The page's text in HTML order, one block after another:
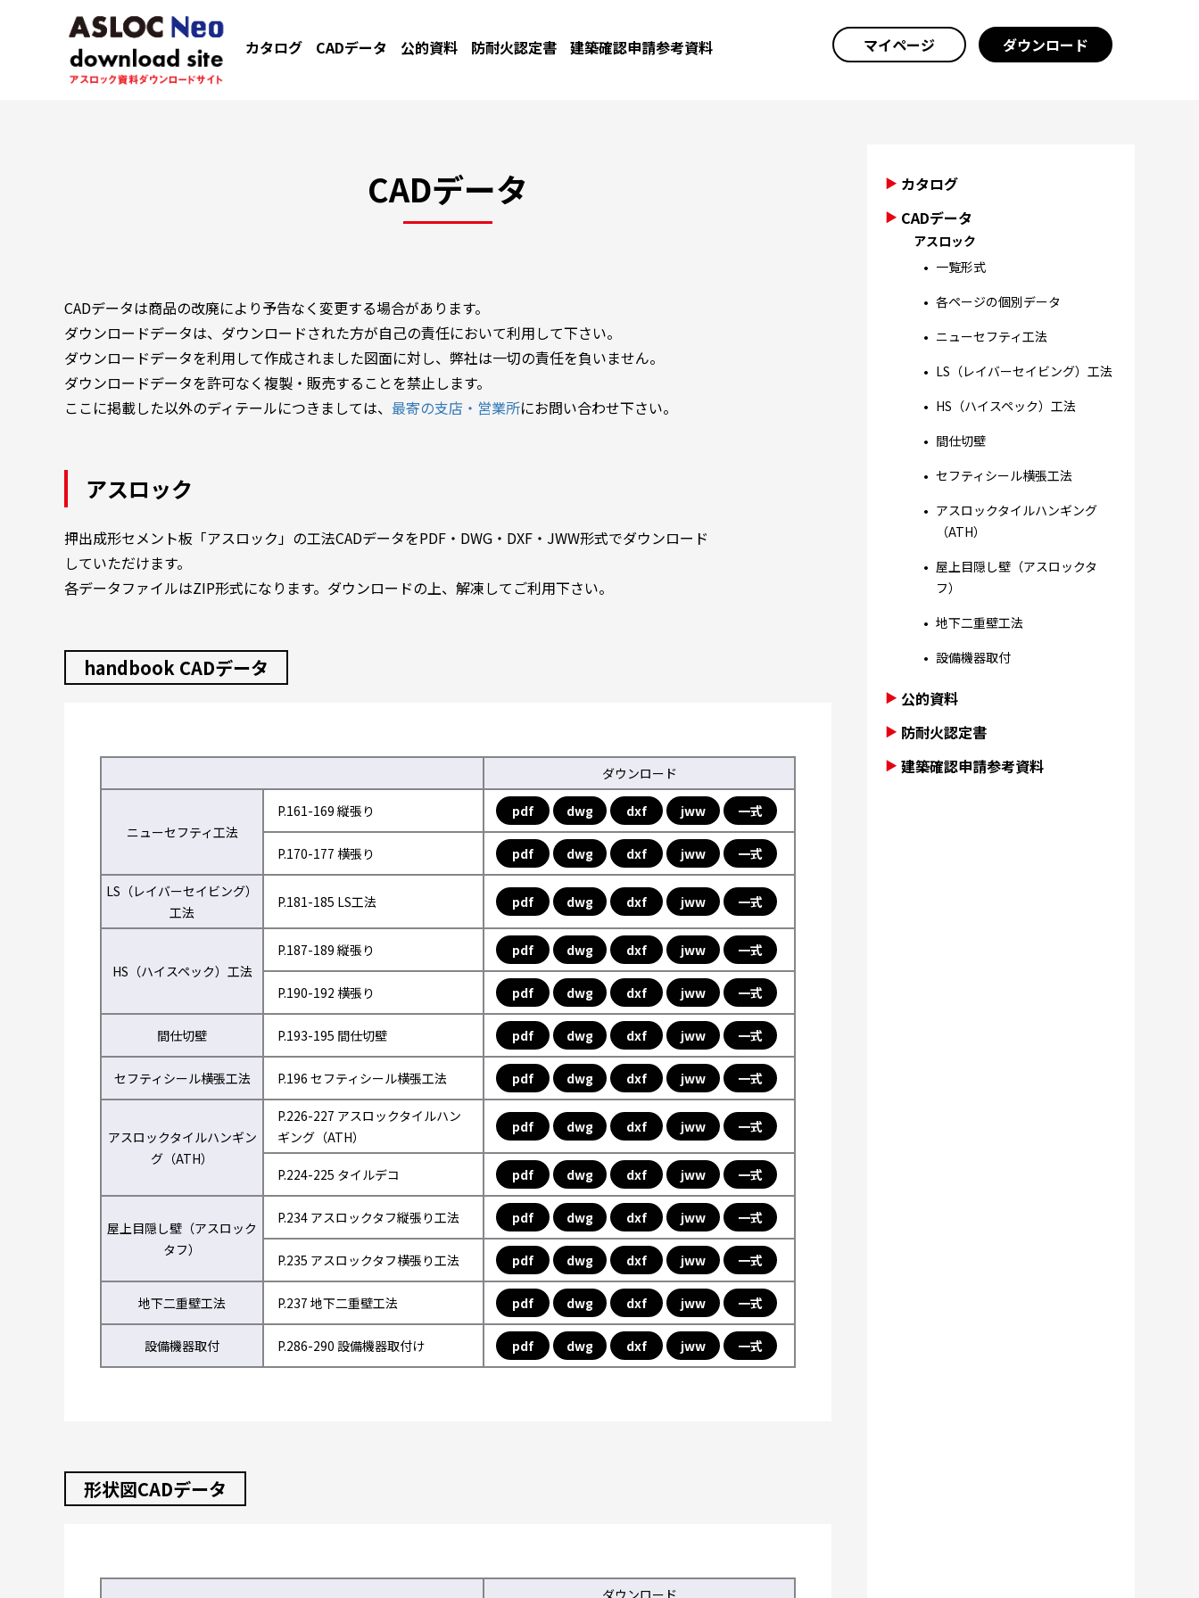
カタログ CADデータ 公的資料 防耐火認定書 建築確認申請参考資料 マイページ ダウンロード
CADデータ
CADデータは商品の改廃により予告なく変更する場合があります。
ダウンロードデータは、ダウンロードされた方が自己の責任において利用して下さい。
ダウンロードデータを利用して作成されました図面に対し、弊社は一切の責任を負いません。
ダウンロードデータを許可なく複製・販売することを禁止します。
ここに掲載した以外のディテールにつきましては、 最寄の支店・営業所にお問い合わせ下さい。
アスロック
押出成形セメント板「アスロック」の工法CADデータをPDF・DWG・DXF・JWW形式でダウンロード
していただけます。
各データファイルはZIP形式になります。ダウンロードの上、解凍してご利用下さい。
handbook CADデータ
ダウンロード
ニューセフティ工法
P.161-169 縦張り pdf dwg dxf jww 一式
P.170-177 横張り pdf dwg dxf jww 一式
LS（レイバーセイビング）
工法
P.181-185 LS工法 pdf dwg dxf jww 一式
HS（ハイスペック）工法
P.187-189 縦張り pdf dwg dxf jww 一式
P.190-192 横張り pdf dwg dxf jww 一式
間仕切壁 P.193-195 間仕切壁 pdf dwg dxf jww 一式
セフティシール横張工法 P.196 セフティシール横張工法 pdf dwg dxf jww 一式
アスロックタイルハンギン
グ（ATH）
P.226-227 アスロックタイルハン
ギング（ATH）
pdf dwg dxf jww 一式
P.224-225 タイルデコ pdf dwg dxf jww 一式
屋上目隠し壁（アスロック
タフ）
P.234 アスロックタフ縦張り工法 pdf dwg dxf jww 一式
P.235 アスロックタフ横張り工法 pdf dwg dxf jww 一式
地下二重壁工法 P.237 地下二重壁工法 pdf dwg dxf jww 一式
設備機器取付 P.286-290 設備機器取付け pdf dwg dxf jww 一式
形状図CADデータ
ダウンロード
カタログ
CADデータ
アスロック
一覧形式
各ページの個別データ
ニューセフティ工法
LS（レイバーセイビング）工法
HS（ハイスペック）工法
間仕切壁
セフティシール横張工法
アスロックタイルハンギング
（ATH）
屋上目隠し壁（アスロックタ
フ）
地下二重壁工法
設備機器取付
公的資料
防耐火認定書
建築確認申請参考資料